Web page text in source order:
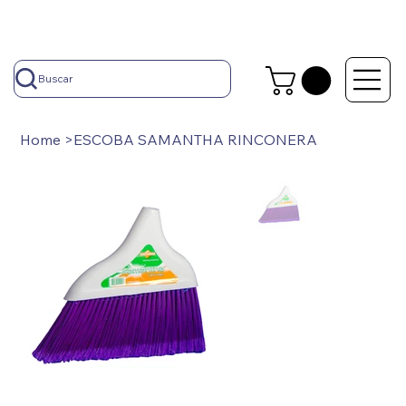
Buscar
Home >ESCOBA SAMANTHA RINCONERA